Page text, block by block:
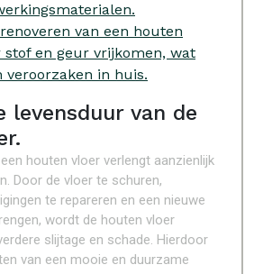
van een houten
stof en geur vrijkomen, wat
veroorzaken in huis.
levensduur van de
houten vloer verlengt aanzienlijk
Door de vloer te schuren,
te repareren en een nieuwe
wordt de houten vloer
slijtage en schade. Hierdoor
van een mooie en duurzame